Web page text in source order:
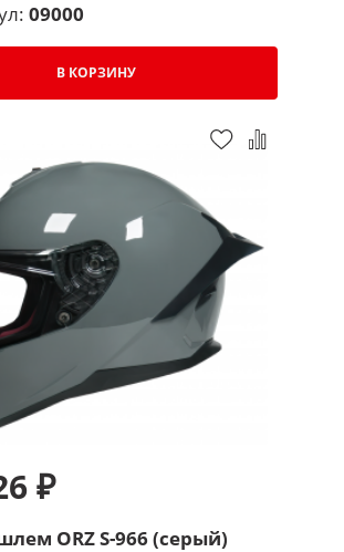
09000
В КОРЗИНУ
₽
ORZ S-966 (серый)